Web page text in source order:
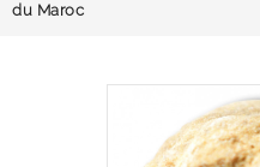
du Maroc